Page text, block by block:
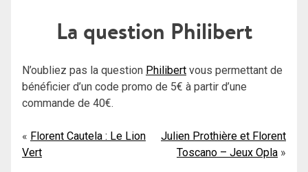
La question Philibert
N’oubliez pas la question Philibert vous permettant de
bénéficier d’un code promo de 5€ à partir d’une
commande de 40€.
Navigation
de
Florent Cautela : Le Lion
Vert
Julien Prothière et Florent
Toscano – Jeux Opla